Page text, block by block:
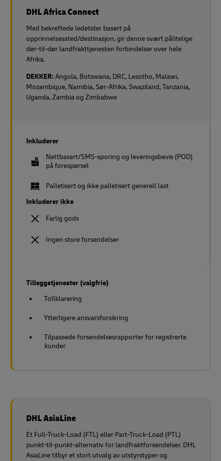
DHL Africa Connect
Med bekreftede ledetider basert på
opprinnelsessted/destinasjon, gir denne svært pålitelige
dør-til-dør landfrakttjenesten forbindelser over hele
Afrika.
DEKKER: Angola, Botswana, DRC, Lesotho, Malawi,
Mozambique, Namibia, Sør-Afrika, Swaziland, Tanzania,
Uganda, Zambia og Zimbabwe
Inkluderer
Nettbasert/SMS-sporing og leveringsbevis (POD)
på forespørsel
Palletisert og ikke palletisert generell last
Inkluderer ikke
Farlig gods
Ingen store forsendelser
Tilleggstjenester (valgfrie)
Tollklarering
Ytterligere ansvarsforsikring
Tilpassede forsendelsesrapporter for registrerte
kunder
DHL AsiaLine
Et Full-Truck-Load (FTL) eller Part-Truck-Load (PTL)
punkt-til-punkt-alternativ for landfraktforsendelser. DHL
AsiaLine tilbyr et stort utvalg av utstyrstyper og